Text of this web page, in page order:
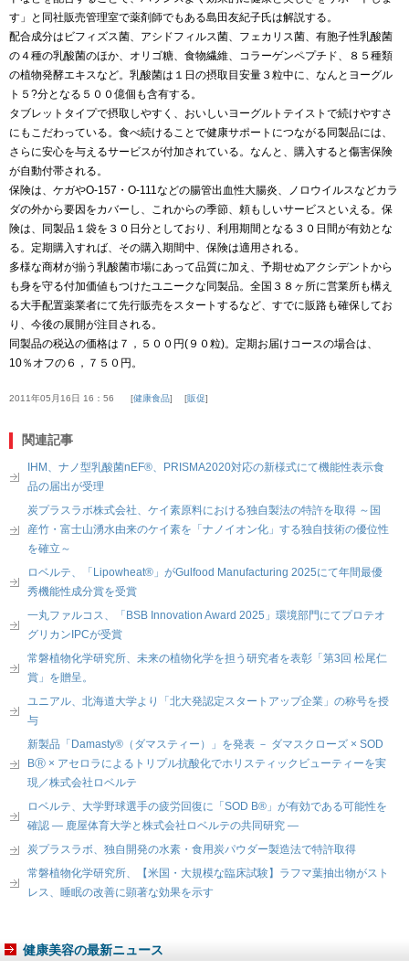
す」と同社販売管理室で薬剤師でもある島田友紀子氏は解説する。
配合成分はビフィズス菌、アシドフィルス菌、フェカリス菌、有胞子性乳酸菌
の４種の乳酸菌のほか、オリゴ糖、食物繊維、コラーゲンペプチド、８５種類
の植物発酵エキスなど。乳酸菌は１日の摂取目安量３粒中に、なんとヨーグル
ト５?分となる５００億個も含有する。
タブレットタイプで摂取しやすく、おいしいヨーグルトテイストで続けやすさ
にもこだわっている。食べ続けることで健康サポートにつながる同製品には、
さらに安心を与えるサービスが付加されている。なんと、購入すると傷害保険
が自動付帯される。
保険は、ケガやO-157 ・ O-111などの腸管出血性大腸炎、ノロウイルスなどカラ
ダの外から要因をカバーし、これからの季節、頼もしいサービスといえる。保
険は、同製品１袋を３０日分としており、利用期間となる３０日間が有効とな
る。定期購入すれば、その購入期間中、保険は適用される。
多様な商材が揃う乳酸菌市場にあって品質に加え、予期せぬアクシデントから
も身を守る付加価値もつけたユニークな同製品。全国３８ヶ所に営業所も構え
る大手配置薬業者にて先行販売をスタートするなど、すでに販路も確保してお
り、今後の展開が注目される。
同製品の税込の価格は７，５００円( ９０粒)。定期お届けコースの場合は、
10％オフの６，７５０円。
2011年05月16日 16：56 健康食品 販促
関連記事
IHM、ナノ型乳酸菌nEF®、PRISMA2020対応の新様式にて機能性表示食
品の届出が受理
炭プラスラボ株式会社、ケイ素原料における独自製法の特許を取得 ～国
産竹・富士山湧水由来のケイ素を「ナノイオン化」する独自技術の優位性
を確立～
ロベルテ、「Lipowheat®」がGulfood Manufacturing 2025にて年間最優
秀機能性成分賞を受賞
一丸ファルコス、「BSB Innovation Award 2025」環境部門にてプロテオ
グリカンIPCが受賞
常磐植物化学研究所、未来の植物化学を担う研究者を表彰「第3回 松尾仁
賞」を贈呈。
ユニアル、北海道大学より「北大発認定スタートアップ企業」の称号を授
与
新製品「Damasty®（ダマスティー）」を発表 － ダマスクローズ × SOD
BⓇ × アセロラによるトリプル抗酸化でホリスティックビューティーを実
現／株式会社ロベルテ
ロベルテ、大学野球選手の疲労回復に「SOD B®」が有効である可能性を
確認 ― 鹿屋体育大学と株式会社ロベルテの共同研究 ―
炭プラスラボ、独自開発の水素・食用炭パウダー製造法で特許取得
常磐植物化学研究所、【米国・大規模な臨床試験】ラフマ葉抽出物がスト
レス、睡眠の改善に顕著な効果を示す
健康美容の最新ニュース